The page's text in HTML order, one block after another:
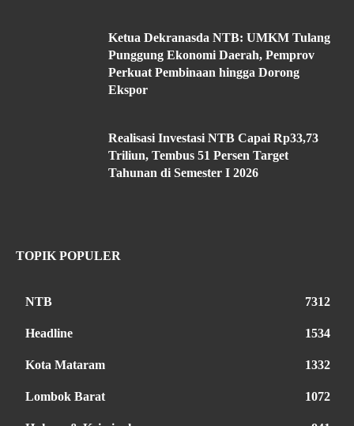
Ketua Dekranasda NTB: UMKM Tulang
Punggung Ekonomi Daerah, Pemprov
Perkuat Pembinaan hingga Dorong
Ekspor
Realisasi Investasi NTB Capai Rp33,73
Triliun, Tembus 51 Persen Target
Tahunan di Semester I 2026
TOPIK POPULER
NTB 7312
Headline 1534
Kota Mataram 1332
Lombok Barat 1072